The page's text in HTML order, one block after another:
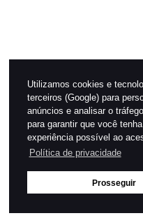
Utilizamos cookies e
terceiros (Google) para
anúncios e analisar o
para garantir que você
experiência possível ao
Política de privacidade
Prosseguir